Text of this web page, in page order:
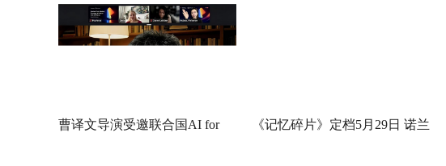
曹译文导演受邀联合国AI for 《记忆碎片》定档5月29日 诺兰